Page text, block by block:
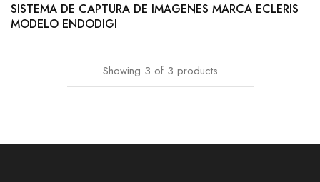
SISTEMA DE CAPTURA DE IMAGENES MARCA ECLERIS
MODELO ENDODIGI
Showing 3 of 3 products